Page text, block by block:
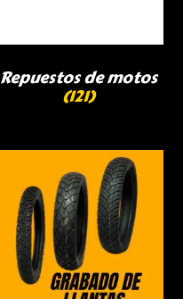
Repuestos de motos
(121)